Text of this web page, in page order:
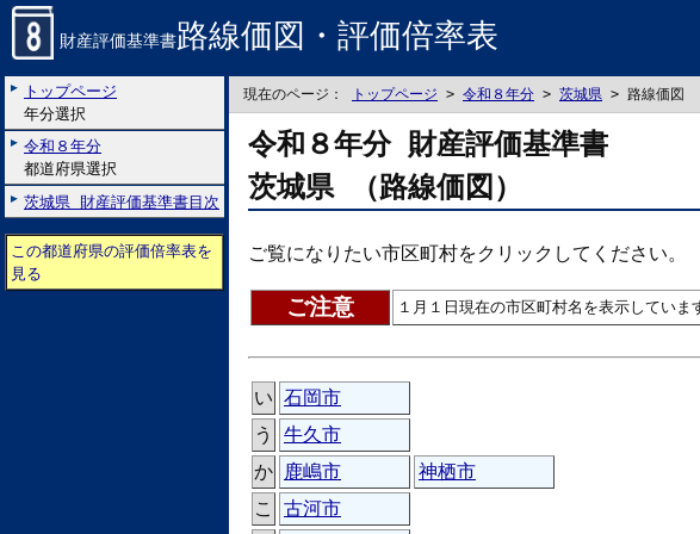
財産評価基準書路線価図・評価倍率表
トップページ
年分選択
令和８年分
都道府県選択
茨城県 財産評価基準書目次
この都道府県の評価倍率表を
見る
現在のページ： トップページ > 令和８年分 > 茨城県 > 路線価図
令和８年分 財産評価基準書
茨城県 （路線価図）
ご覧になりたい市区町村をクリックしてください。
ご注意 １月１日現在の市区町村名を表示してい
い 石岡市
う
牛久市
か 鹿嶋市
神栖市
こ
古河市